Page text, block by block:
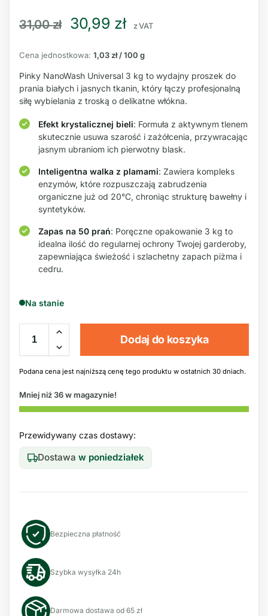
31,00zł 30,99 zł z VAT
Cena jednostkowa: 1,03 zł / 100 g
Pinky NanoWash Universal 3 kg to wydajny proszek do
prania białych i jasnych tkanin, który łączy profesjonalną
siłę wybielania z troską o delikatne włókna.
Efekt krystalicznej bieli: Formuła z aktywnym tlenem
skutecznie usuwa szarość i zażółcenia, przywracając
jasnym ubraniom ich pierwotny blask.
Inteligentna walka z plamami: Zawiera kompleks
enzymów, które rozpuszczają zabrudzenia
organiczne już od 20°C, chroniąc strukturę bawełny i
syntetyków.
Zapas na 50 prań: Poręczne opakowanie 3 kg to
idealna ilość do regularnej ochrony Twojej garderoby,
zapewniająca świeżość i szlachetny zapach piżma i
cedru.
Na stanie
Dodaj do koszyka
Podana cena jest najniższą cenę tego produktu w ostatnich 30 dniach.
Mniej niż 36 w magazynie!
Przewidywany czas dostawy:
Dostawa w poniedziałek
Bezpieczna płatność
Szybka wysyłka 24h
Darmowa dostawa od 65 zł